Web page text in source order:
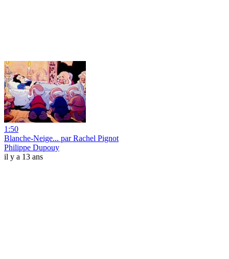
1:50
Blanche-Neige... par Rachel Pignot
Philippe Dupouy
il y a 13 ans